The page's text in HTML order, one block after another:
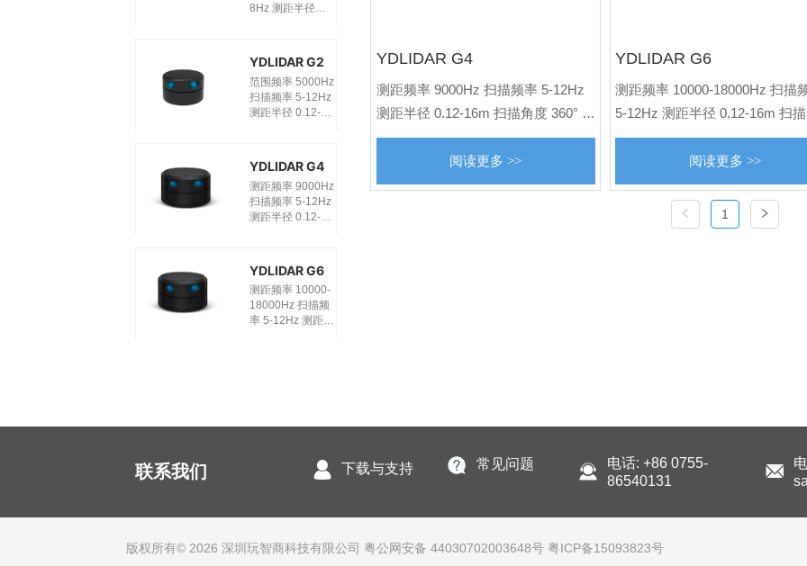
8Hz 测距半径
0.7-0.74° 外观尺
寸
95.9*71*40.8mm
YDLIDAR G2
范围频率 5000Hz
扫描频率 5-12Hz
测距半径 0.12-
尺寸
Φ73.7*42.5mm
YDLIDAR G4
测距频率 9000Hz
扫描频率 5-12Hz
测距半径 0.12-
寸
Φ72.3*41.2mm
YDLIDAR G6
测距频率 10000-
18000Hz 扫描频
率 5-12Hz 测距半
YDLIDAR G4
测距频率 9000Hz 扫描频率 5-12Hz
测距半径 0.12-16m 扫描角度 360° 角
度分辨率 0.2-0.48° 外观尺寸
Φ72.3*41.2mm阅读更多 >>
YDLIDAR G6
测距频率 10000-18000Hz 扫描
5-12Hz 测距半径 0.12-16m 扫
360° 角度分辨率 0.1-0.24° 外观
Φ72.3*41.2mm阅读更多 >>
1
联系我们 下载与支持 常见问题
电话: +86 0755-
86540131
版权所有© 2026 深圳玩智商科技有限公司 粤公网安备 44030702003648号 粤ICP备15093823号